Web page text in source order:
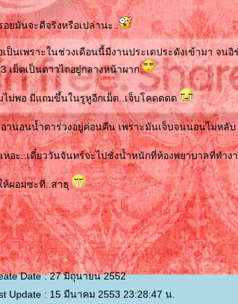
อยมันจะดีจริงหรือเปล่านะ..
เป็นเพราะในช่วงเดือนนี้มีงานประเดประดังเข้ามา จ
เม็ดเป็นดาวไถอยู่กลางหน้าผาก
ม่พอ มีแถมขึ้นในรูหูอีกเม็ด..เจ็บโคดดดด
อานอนน้ำตาร่วงอยู่ค่อนคืน เพราะมันเจ็บจนนอนไม่หลับ
เหอะ..เดี๋ยววันจันทร์จะไปชั่งน้ำหนักที่ห้องพยาบาลที่ทำ
ห้ผอมซะที..สาธุ
Date : 27 มิถุนายน 2552
Update : 15 มีนาคม 2553 23:28:47 น.